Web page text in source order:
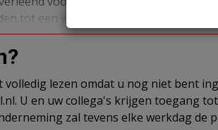
tot een woongebouw.
lezen omdat u nog niet bent
U en uw collega's krijgen toegang
zal tevens elke werkdag de